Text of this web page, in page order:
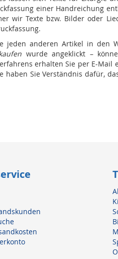
einer Handreichung
wir Texte bzw. Bilder oder
jeden anderen Artikel in den
wurde angeklickt –
erhalten Sie per E-
Sie Verständnis dafür,